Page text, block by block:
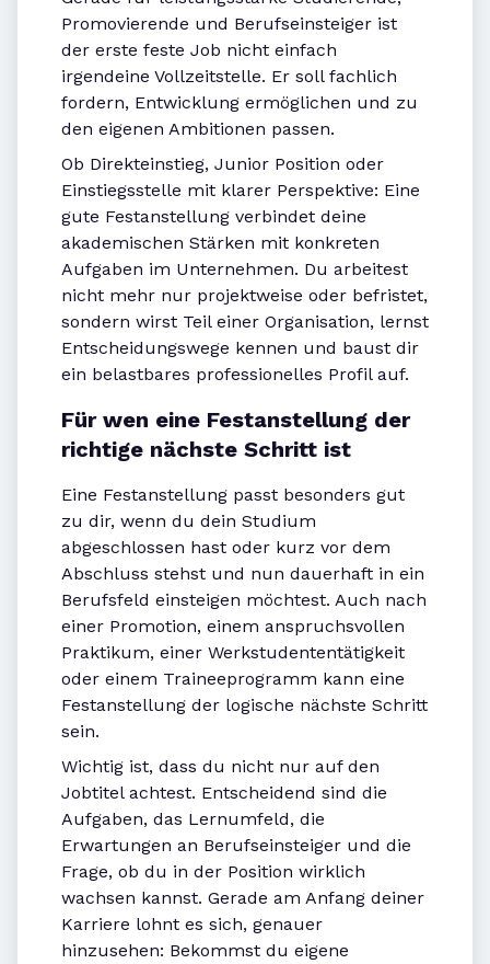
Promovierende und Berufseinsteiger ist
der erste feste Job nicht einfach
irgendeine Vollzeitstelle. Er soll fachlich
fordern, Entwicklung ermöglichen und zu
den eigenen Ambitionen passen.
Ob Direkteinstieg, Junior Position oder
Einstiegsstelle mit klarer Perspektive: Eine
gute Festanstellung verbindet deine
akademischen Stärken mit konkreten
Aufgaben im Unternehmen. Du arbeitest
nicht mehr nur projektweise oder befristet,
sondern wirst Teil einer Organisation, lernst
Entscheidungswege kennen und baust dir
ein belastbares professionelles Profil auf.
Für wen eine Festanstellung der
richtige nächste Schritt ist
Eine Festanstellung passt besonders gut
zu dir, wenn du dein Studium
abgeschlossen hast oder kurz vor dem
Abschluss stehst und nun dauerhaft in ein
Berufsfeld einsteigen möchtest. Auch nach
einer Promotion, einem anspruchsvollen
Praktikum, einer Werkstudententätigkeit
oder einem Traineeprogramm kann eine
Festanstellung der logische nächste Schritt
sein.
Wichtig ist, dass du nicht nur auf den
Jobtitel achtest. Entscheidend sind die
Aufgaben, das Lernumfeld, die
Erwartungen an Berufseinsteiger und die
Frage, ob du in der Position wirklich
wachsen kannst. Gerade am Anfang deiner
Karriere lohnt es sich, genauer
hinzusehen: Bekommst du eigene